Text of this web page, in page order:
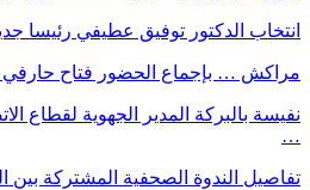
انتخاب الدكتور توفيق عطيفي رئيسا
مراكش … بإجماع الحضور فتاح حارفي
نفيسة بالبركة المدير الجهوية لقطاع
…
تفاصيل الندوة الصحفية المشتركة بين